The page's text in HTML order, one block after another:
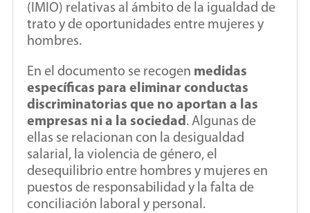
(IMIO) relativas al ámbito de la igualdad de
trato y de oportunidades entre mujeres y
hombres.
En el documento se recogen medidas
específicas para eliminar conductas
discriminatorias que no aportan a las
empresas ni a la sociedad. Algunas de
ellas se relacionan con la desigualdad
salarial, la violencia de género, el
desequilibrio entre hombres y mujeres en
puestos de responsabilidad y la falta de
conciliación laboral y personal.